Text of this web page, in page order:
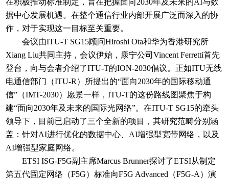
在积极推动标准制定，旨在把握面向2030年及未来的AI与数
据中心发展机遇。在整个通信行业内部开展广泛而深入的协
作，对于实现这一目标至关重要。
会议由ITU-T SG15顾问Hiroshi Ota和华为香港研究所
Xiang Liu共同主持，会议伊始，康宁公司Vincent Ferretti首先
登台，向与会者介绍了ITU-T的ION-2030倡议。正如ITU无线
电通信部门（ITU-R）所提出的“面向2030年的国际移动通
信”（IMT-2030）愿景一样，ITU-T的这份路线图聚焦于构
建“面向2030年及未来的国际光网络”。在ITU-T SG15的牵头
领导下，目前已启动了三个全新的项目，其研究范畴分别涵
盖：针对AI进行优化的数据中心、AI增强型宽带网络，以及
AI增强型家庭网络。
ETSI ISG-F5G副主席Marcus Brunner探讨了ETSI从制定
第五代固定网络（F5G）标准向F5G Advanced（F5G-A）演